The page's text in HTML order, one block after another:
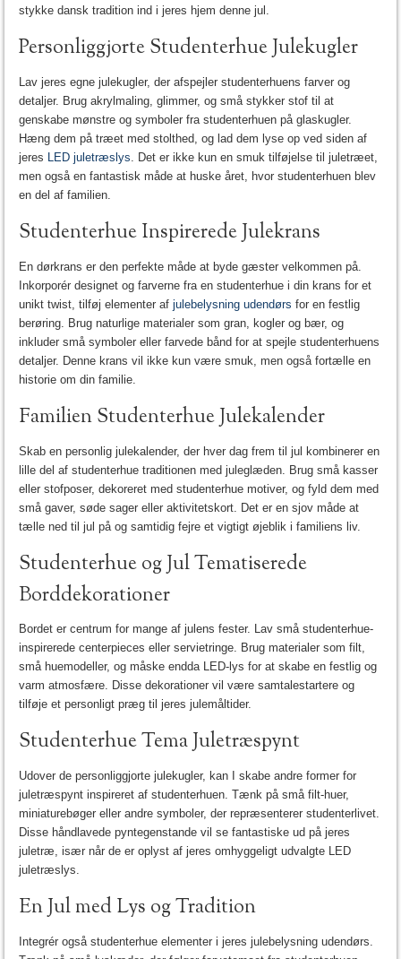
stykke dansk tradition ind i jeres hjem denne jul.
Personliggjorte Studenterhue Julekugler
Lav jeres egne julekugler, der afspejler studenterhuens farver og
detaljer. Brug akrylmaling, glimmer, og små stykker stof til at
genskabe mønstre og symboler fra studenterhuen på glaskugler.
Hæng dem på træet med stolthed, og lad dem lyse op ved siden af
jeres
LED juletræslys . Det er ikke kun en smuk tilføjelse til juletræet,
men også en fantastisk måde at huske året, hvor studenterhuen blev
en del af familien.
Studenterhue Inspirerede Julekrans
En dørkrans er den perfekte måde at byde gæster velkommen på.
Inkorporér designet og farverne fra en studenterhue i din krans for et
unikt twist, tilføj elementer afjulebelysning udendørs for en festlig
berøring. Brug naturlige materialer som gran, kogler og bær, og
inkluder små symboler eller farvede bånd for at spejle studenterhuens
detaljer. Denne krans vil ikke kun være smuk, men også fortælle en
historie om din familie.
Familien Studenterhue Julekalender
Skab en personlig julekalender, der hver dag frem til jul kombinerer en
lille del af studenterhue traditionen med juleglæden. Brug små kasser
eller stofposer, dekoreret med studenterhue motiver, og fyld dem med
små gaver, søde sager eller aktivitetskort. Det er en sjov måde at
tælle ned til jul på og samtidig fejre et vigtigt øjeblik i familiens liv.
Studenterhue og Jul Tematiserede
Borddekorationer
Bordet er centrum for mange af julens fester. Lav små studenterhue-
inspirerede centerpieces eller servietringe. Brug materialer som filt,
små huemodeller, og måske endda LED-lys for at skabe en festlig og
varm atmosfære. Disse dekorationer vil være samtalestartere og
tilføje et personligt præg til jeres julemåltider.
Studenterhue Tema Juletræspynt
Udover de personliggjorte julekugler, kan I skabe andre former for
juletræspynt inspireret af studenterhuen. Tænk på små filt-huer,
miniaturebøger eller andre symboler, der repræsenterer studenterlivet.
Disse håndlavede pyntegenstande vil se fantastiske ud på jeres
juletræ, især når de er oplyst af jeres omhyggeligt udvalgte LED
juletræslys.
En Jul med Lys og Tradition
Integrér også studenterhue elementer i jeres julebelysning udendørs.